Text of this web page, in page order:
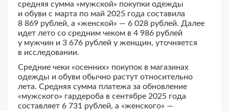
средняя сумма «мужской» покупки одежды
и обуви с марта по май 2025 года составила
8 869 рублей, а «женской» — 6 028 рублей. Далее
идет лето со средним чеком в 4 986 рублей
у мужчин и 3 676 рублей у женщин, уточняется
в исследовании.
Средние чеки «осенних» покупок в магазинах
одежды и обуви обычно растут относительно
лета. Средняя сумма платежа за обновление
«мужского» гардероба в сентябре 2025 года
составляет 6 731 рублей, а «женского» —